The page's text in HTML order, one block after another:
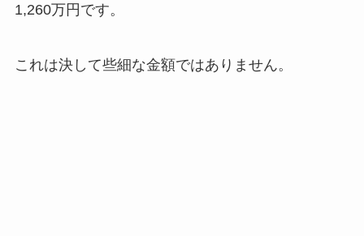
1,260万円です。
これは決して些細な金額ではありません。